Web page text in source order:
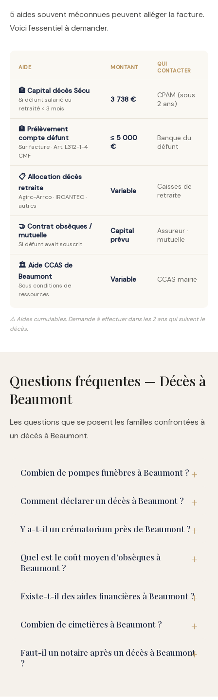
5 aides souvent méconnues peuvent alléger la facture.
Voici l'essentiel à demander.
AIDE MONTANT
QUI
CONTACTER
🏥 Capital décès Sécu
Si défunt salarié ou
retraité < 3 mois
3 738 €
CPAM (sous
2 ans)
🏦 Prélèvement
compte défunt
Sur facture · Art. L312-1-4
CMF
≤ 5 000
€
Banque du
défunt
📋 Allocation décès
retraite
Agirc-Arrco · IRCANTEC ·
autres
Variable
Caisses de
retraite
🤝 Contrat obsèques /
mutuelle
Si défunt avait souscrit
Capital
prévu
Assureur ·
mutuelle
🏛️ Aide CCAS de
Beaumont
Sous conditions de
ressources
Variable CCAS mairie
⚠️ Aides cumulables. Demande à effectuer dans les 2 ans qui suivent le
décès.
Questions fréquentes — Décès à
Beaumont
Les questions que se posent les familles confrontées à
un décès à Beaumont.
Combien de pompes funèbres à Beaumont ?
Comment déclarer un décès à Beaumont ?
Y a-t-il un crématorium près de Beaumont ?
Quel est le coût moyen d'obsèques à
Beaumont ?
Existe-t-il des aides financières à Beaumont ?
Combien de cimetières à Beaumont ?
Faut-il un notaire après un décès à Beaumont
?